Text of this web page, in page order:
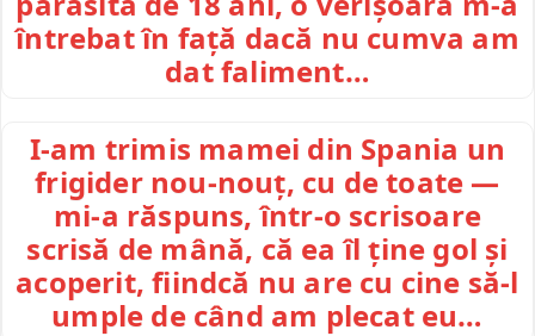
întrebat în față dacă nu cumva am
dat faliment…
I-am trimis mamei din Spania un
frigider nou-nouț, cu de toate —
mi-a răspuns, într-o scrisoare
scrisă de mână, că ea îl ține gol și
acoperit, fiindcă nu are cu cine să-l
umple de când am plecat eu…